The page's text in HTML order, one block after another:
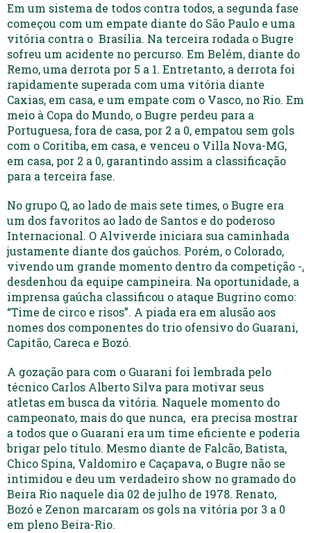
Em um sistema de todos contra todos, a segunda fase
começou com um empate diante do São Paulo e uma
vitória contra o Brasília. Na terceira rodada o Bugre
sofreu um acidente no percurso. Em Belém, diante do
Remo, uma derrota por 5 a 1. Entretanto, a derrota foi
rapidamente superada com uma vitória diante
Caxias, em casa, e um empate com o Vasco, no Rio. Em
meio à Copa do Mundo, o Bugre perdeu para a
Portuguesa, fora de casa, por 2 a 0, empatou sem gols
com o Coritiba, em casa, e venceu o Villa Nova-MG,
em casa, por 2 a 0, garantindo assim a classificação
para a terceira fase.
No grupo Q, ao lado de mais sete times, o Bugre era
um dos favoritos ao lado de Santos e do poderoso
Internacional. O Alviverde iniciara sua caminhada
justamente diante dos gaúchos. Porém, o Colorado,
vivendo um grande momento dentro da competição -,
desdenhou da equipe campineira. Na oportunidade, a
imprensa gaúcha classificou o ataque Bugrino como:
“Time de circo e risos”. A piada era em alusão aos
nomes dos componentes do trio ofensivo do Guarani,
Capitão, Careca e Bozó.
A gozação para com o Guarani foi lembrada pelo
técnico Carlos Alberto Silva para motivar seus
atletas em busca da vitória. Naquele momento do
campeonato, mais do que nunca, era precisa mostrar
a todos que o Guarani era um time eficiente e poderia
brigar pelo título. Mesmo diante de Falcão, Batista,
Chico Spina, Valdomiro e Caçapava, o Bugre não se
intimidou e deu um verdadeiro show no gramado do
Beira Rio naquele dia 02 de julho de 1978. Renato,
Bozó e Zenon marcaram os gols na vitória por 3 a 0
em pleno Beira-Rio.